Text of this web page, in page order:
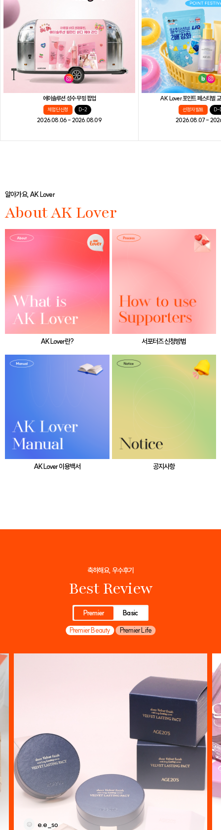
에이솔루션 성수 무빙 팝업
체험단 신청 D-2
2026.08.06 - 2026.08.09
AK Lover 포인트 페스티벌
선정자 발표 D-
2026.08.07 -
알아가요, AK Lover
About AK Lover
AK Lover란? 서포터즈 신청방법
AK Lover 이용백서 공지사항
축하해요, 우수후기
Best Review
Premier
Basic
Premier Beauty
Premier Life
e.e_so